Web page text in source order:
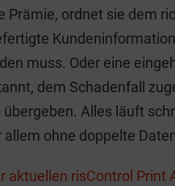
Prämie, ordnet sie dem
muss. Oder eine
dem Schadenfall
Alles läuft
ohne doppelte
aktuellen risControl Print